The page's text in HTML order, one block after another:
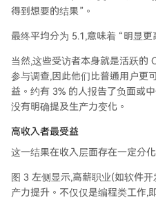
得到想要的结果”。
最终平均分为 5.1,意味着 “明显更
当然,这些受访者本身就是活跃的
参与调查,因此他们比普通用户更
益。约有 3% 的人报告了负面或
没有明确提及生产力变化。
高收入者最受益
这一结果在收入层面存在一定分化
图 3 左侧显示,高薪职业(如软件
产力提升。不仅仅是编程类工作,